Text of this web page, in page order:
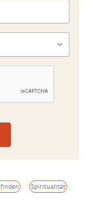
Spiritualität